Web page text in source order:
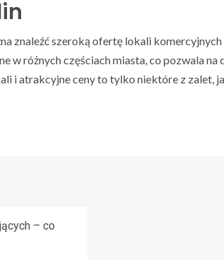
znaleźć szeroką ofertę lokali
w różnych częściach miasta, co pozwala na
i atrakcyjne ceny to tylko niektóre z zalet,
– co